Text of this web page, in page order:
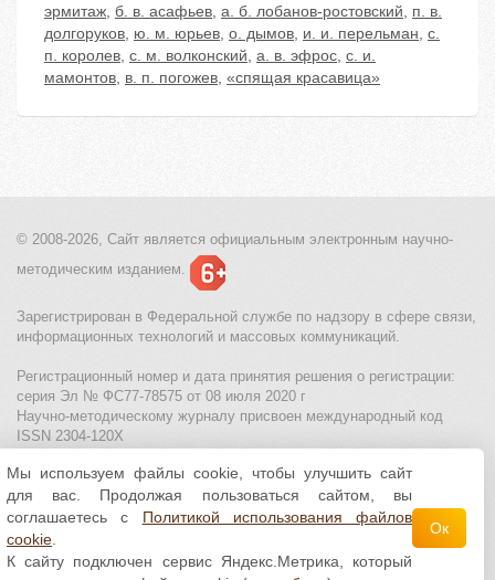
эрмитаж, б. в. асафьев, а. б. лобанов-ростовский, п. в.
долгоруков, ю. м. юрьев, о. дымов, и. и. перельман, с.
п. королев, с. м. волконский, а. в. эфрос, с. и.
мамонтов, в. п. погожев, «спящая красавица»
© 2008-2026, Сайт является официальным электронным научно-
методическим изданием.
Зарегистрирован в Федеральной службе по надзору в сфере связи,
информационных технологий и массовых коммуникаций.
Регистрационный номер и дата принятия решения о регистрации:
серия Эл № ФС77-78575 от 08 июля 2020 г
Научно-методическому журналу присвоен международный код
ISSN 2304-120X
МЦИТО|Школьные олимпиады и онлайн конкурсы для детей
Политика использования файлов cookie| Политика обработки и
защиты персональных данных
Все материалы доступны полицензии Creative
Commons С указанием авторства 4.0 Всемирная
Мы используем файлы cookie, чтобы улучшить сайт
для вас. Продолжая пользоваться сайтом, вы
соглашаетесь с Политикой использования файлов
cookie
К сайту подключен сервис Яндекс.Метрика, который
Ок